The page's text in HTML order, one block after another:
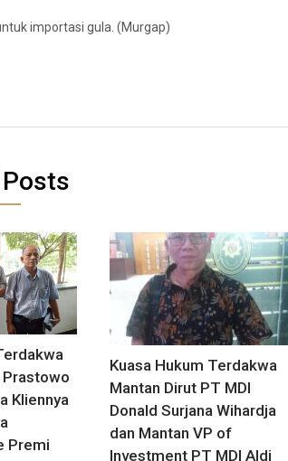
importasi gula. (Murgap)
Kliennya
Premi
Kuasa Hukum Terdakwa
Mantan Dirut PT MDI
Donald Surjana Wihardja
dan Mantan VP of
Investment PT MDI Aldi